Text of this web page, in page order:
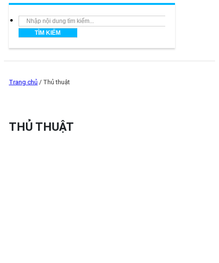
Search
TÌM KIẾM
Trang chủ / Thủ thuật
THỦ THUẬT